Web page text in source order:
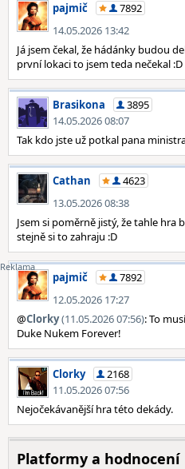
pajmič
7892
14.05.2026 13:42
Já jsem čekal, že hádánky budou
první lokaci to jsem teda nečekal :D
Brasikona
3895
14.05.2026 08:07
Tak kdo jste už potkal pana
Cathan
4623
13.05.2026 08:38
Jsem si poměrně jistý, že tahle
stejně si to zahraju :D
pajmič
7892
12.05.2026 17:27
@Clorky(11.05.2026 07:56): To
Duke Nukem Forever!
Clorky
2168
11.05.2026 07:56
Nejočekávanější hra této dekády.
Platformy a hodnocení